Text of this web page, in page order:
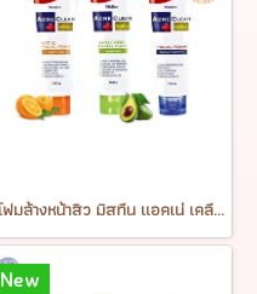
โฟมล้างหน้าสิว มิสทีน แอคเน่ เคลียร์ หลอดใหญ่ 100 กรัม Mistine Acne Clear Facial Foam 100 g.
New